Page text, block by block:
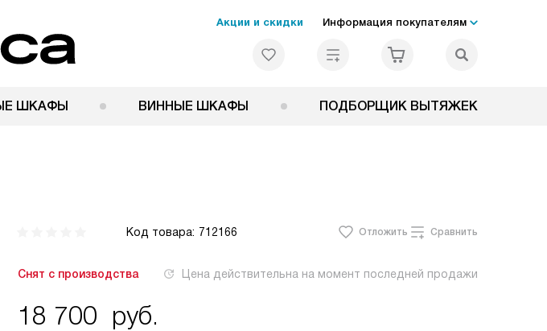
Акции и скидки Информация покупателям
ШКАФЫ ВИННЫЕ ШКАФЫ ПОДБОРЩИК ВЫТЯЖЕК
Код товара: 712166 Отложить Сравнить
Снят с производства Цена действительна на момент последней продажи
18 700 руб.